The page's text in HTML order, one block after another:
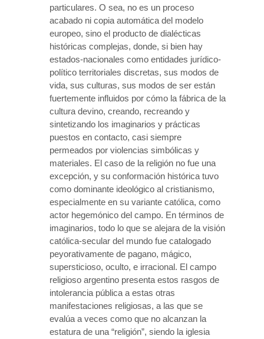
particulares. O sea, no es un proceso
acabado ni copia automática del modelo
europeo, sino el producto de dialécticas
históricas complejas, donde, si bien hay
estados-nacionales como entidades jurídico-
político territoriales discretas, sus modos de
vida, sus culturas, sus modos de ser están
fuertemente influidos por cómo la fábrica de la
cultura devino, creando, recreando y
sintetizando los imaginarios y prácticas
puestos en contacto, casi siempre
permeados por violencias simbólicas y
materiales. El caso de la religión no fue una
excepción, y su conformación histórica tuvo
como dominante ideológico al cristianismo,
especialmente en su variante católica, como
actor hegemónico del campo. En términos de
imaginarios, todo lo que se alejara de la visión
católica-secular del mundo fue catalogado
peyorativamente de pagano, mágico,
supersticioso, oculto, e irracional. El campo
religioso argentino presenta estos rasgos de
intolerancia pública a estas otras
manifestaciones religiosas, a las que se
evalúa a veces como que no alcanzan la
estatura de una “religión”, siendo la iglesia